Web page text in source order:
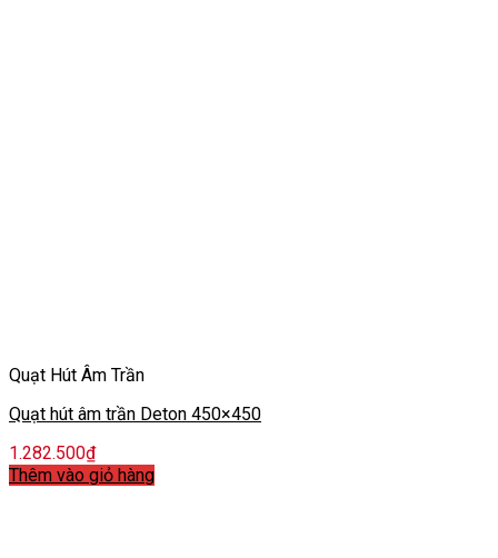
Quạt Hút Âm Trần
Quạt hút âm trần Deton 450×450
1.282.500₫
Thêm vào giỏ hàng